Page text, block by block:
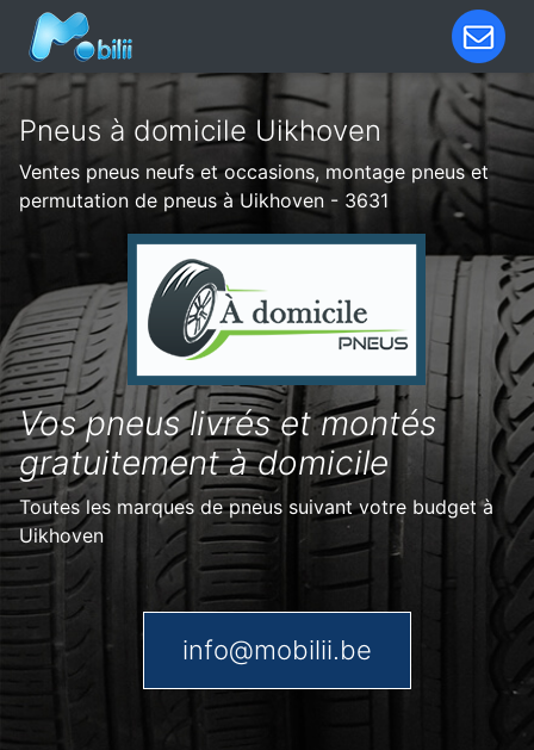
Pneus à domicile Uikhoven
Ventes pneus neufs et occasions, montage pneus et
permutation de pneus à Uikhoven - 3631
Vos pneus livrés et montés
gratuitement à domicile
Toutes les marques de pneus suivant votre budget à
Uikhoven
info@mobilii.be